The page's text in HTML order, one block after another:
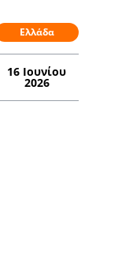
Ελλάδα
16 Ιουνίου
2026